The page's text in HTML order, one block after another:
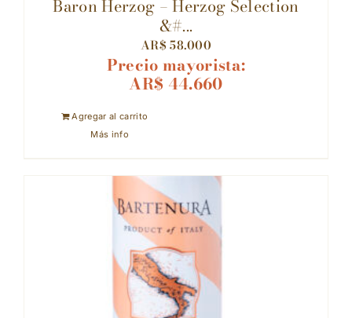
Baron Herzog – Herzog Selection
&#...
AR$ 58.000
Precio mayorista:
AR$ 44.660
Agregar al carrito
Más info